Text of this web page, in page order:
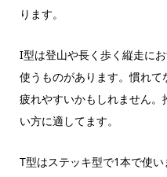
ります。
I型は登山や長く歩く縦走に
使うものがあります。慣れて
疲れやすいかもしれません
い方に適してます。
T型はステッキ型で1本で使